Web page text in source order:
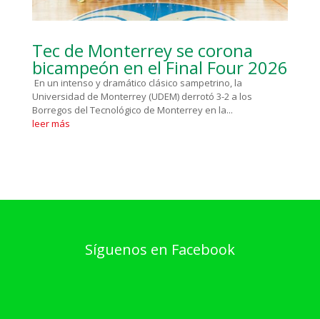
Tec de Monterrey se corona
bicampeón en el Final Four 2026
En un intenso y dramático clásico sampetrino, la
Universidad de Monterrey (UDEM) derrotó 3-2 a los
Borregos del Tecnológico de Monterrey en la...
leer más
Síguenos en Facebook